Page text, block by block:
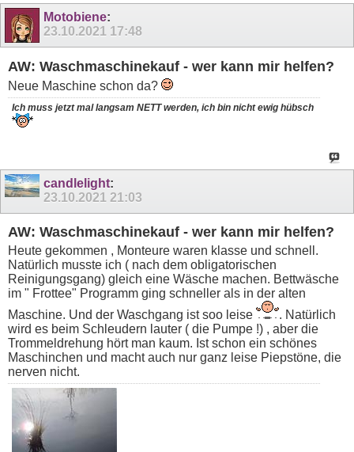
Motobiene:
23.10.2021 17:48
AW: Waschmaschinekauf - wer kann mir helfen?
Neue Maschine schon da?
Ich muss jetzt mal langsam NETT werden, ich bin nicht ewig hübsch
candlelight:
23.10.2021 21:03
AW: Waschmaschinekauf - wer kann mir helfen?
Heute gekommen , Monteure waren klasse und schnell.
Natürlich musste ich ( nach dem obligatorischen
Reinigungsgang) gleich eine Wäsche machen. Bettwäsche
im " Frottee" Programm ging schneller als in der alten
Maschine. Und der Waschgang ist soo leise
. Natürlich
wird es beim Schleudern lauter ( die Pumpe !) , aber die
Trommeldrehung hört man kaum. Ist schon ein schönes
Maschinchen und macht auch nur ganz leise Piepstöne, die
nerven nicht.